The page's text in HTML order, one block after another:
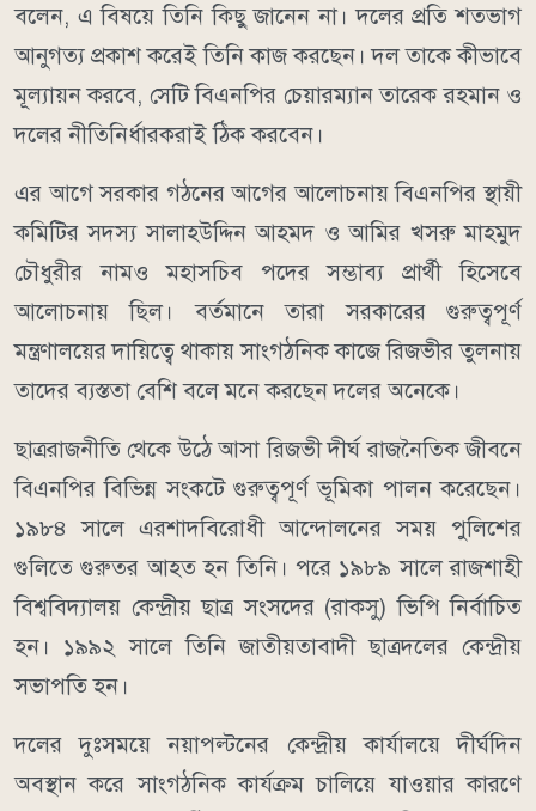
বলেন, এ বিষয়ে তিনি কিছু জানেন না। দলের প্রতি শতভাগ
আনুগত্য প্রকাশ করেই তিনি কাজ করছেন। দল তাকে কীভাবে
মূল্যায়ন করবে, সেটি বিএনপির চেয়ারম্যান তারেক রহমান ও
দলের নীতিনির্ধারকরাই ঠিক করবেন।
এর আগে সরকার গঠনের আগের আলোচনায় বিএনপির স্থায়ী
কমিটির সদস্য সালাহউদ্দিন আহমদ ও আমির খসরু মাহমুদ
চৌধুরীর নামও মহাসচিব পদের সম্ভাব্য প্রার্থী হিসেবে
আলোচনায় ছিল। বর্তমানে তারা সরকারের গুরুত্বপূর্ণ
মন্ত্রণালয়ের দায়িত্বে থাকায় সাংগঠনিক কাজে রিজভীর তুলনায়
তাদের ব্যস্ততা বেশি বলে মনে করছেন দলের অনেকে।
ছাত্ররাজনীতি থেকে উঠে আসা রিজভী দীর্ঘ রাজনৈতিক জীবনে
বিএনপির বিভিন্ন সংকটে গুরুত্বপূর্ণ ভূমিকা পালন করেছেন।
১৯৮৪ সালে এরশাদবিরোধী আন্দোলনের সময় পুলিশের
গুলিতে গুরুতর আহত হন তিনি। পরে ১৯৮৯ সালে রাজশাহী
বিশ্ববিদ্যালয় কেন্দ্রীয় ছাত্র সংসদের (রাকসু) ভিপি নির্বাচিত
হন। ১৯৯২ সালে তিনি জাতীয়তাবাদী ছাত্রদলের কেন্দ্রীয়
সভাপতি হন।
দলের দুঃসময়ে নয়াপল্টনের কেন্দ্রীয় কার্যালয়ে দীর্ঘদিন
অবস্থান করে সাংগঠনিক কার্যক্রম চালিয়ে যাওয়ার কারণে